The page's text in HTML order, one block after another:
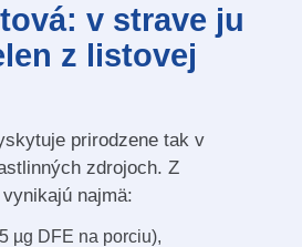
v strave ju
z listovej
prirodzene tak v
zdrojoch. Z
najmä:
µg DFE na porciu),